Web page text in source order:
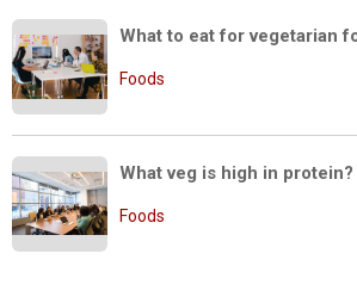
What to eat for vegetarian
Foods
What veg is high in protein?
Foods